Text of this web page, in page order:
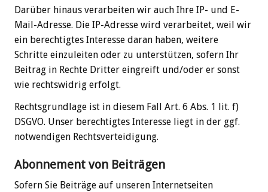
Darüber hinaus verarbeiten wir auch Ihre IP- und E-
Mail-Adresse. Die IP-Adresse wird verarbeitet, weil wir
ein berechtigtes Interesse daran haben, weitere
Schritte einzuleiten oder zu unterstützen, sofern Ihr
Beitrag in Rechte Dritter eingreift und/oder er sonst
wie rechtswidrig erfolgt.
Rechtsgrundlage ist in diesem Fall Art. 6 Abs. 1 lit. f)
DSGVO. Unser berechtigtes Interesse liegt in der ggf.
notwendigen Rechtsverteidigung.
Abonnement von Beiträgen
Sofern Sie Beiträge auf unseren Internetseiten